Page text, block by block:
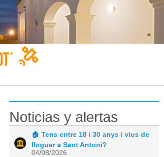
Noticias y alertas
🏠 Tens entre 18 i 30 anys i vius de
lloguer a Sant Antoni?
04/08/2026